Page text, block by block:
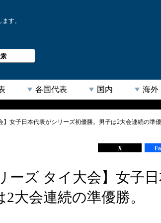
す。
各国代表 国内 海外
】女子日本代表がシリーズ初優勝。男子は2大会連続の準優
X
ーズ タイ大会】女子
大会連続の準優勝。